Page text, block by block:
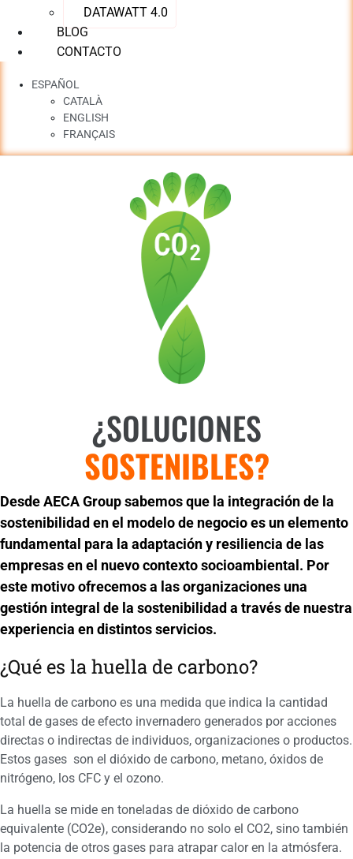
DATAWATT 4.0
BLOG
CONTACTO
ESPAÑOL
CATALÀ
ENGLISH
FRANÇAIS
¿SOLUCIONES
SOSTENIBLES?
Desde AECA Group sabemos que la integración de la
sostenibilidad en el modelo de negocio es un elemento
fundamental para la adaptación y resiliencia de las
empresas en el nuevo contexto socioambiental. Por
este motivo ofrecemos a las organizaciones una
gestión integral de la sostenibilidad a través de nuestra
experiencia en distintos servicios.
¿Qué es la huella de carbono?
La huella de carbono es una medida que indica la cantidad
total de gases de efecto invernadero generados por acciones
directas o indirectas de individuos, organizaciones o productos.
Estos gases son el dióxido de carbono, metano, óxidos de
nitrógeno, los CFC y el ozono.
La huella se mide en toneladas de dióxido de carbono
equivalente (CO2e), considerando no solo el CO2, sino también
la potencia de otros gases para atrapar calor en la atmósfera.